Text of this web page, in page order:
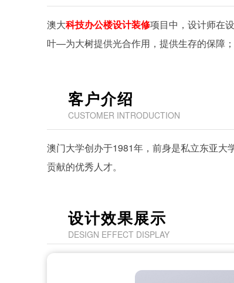
澳大科技办公楼设计装修项目中，设计师在
叶—为大树提供光合作用，提供生存的保障
客户介绍
CUSTOMER INTRODUCTION
澳门大学创办于1981年，前身是私立东亚
贡献的优秀人才。
设计效果展示
DESIGN EFFECT DISPLAY